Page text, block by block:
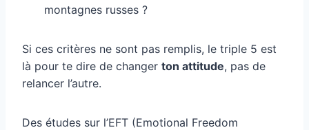
montagnes russes ?
Si ces critères ne sont pas remplis, le triple 5 est
là pour te dire de changer ton attitude, pas de
relancer l’autre.
Des études sur l’EFT (Emotional Freedom